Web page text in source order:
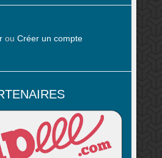
ou Créer un compte